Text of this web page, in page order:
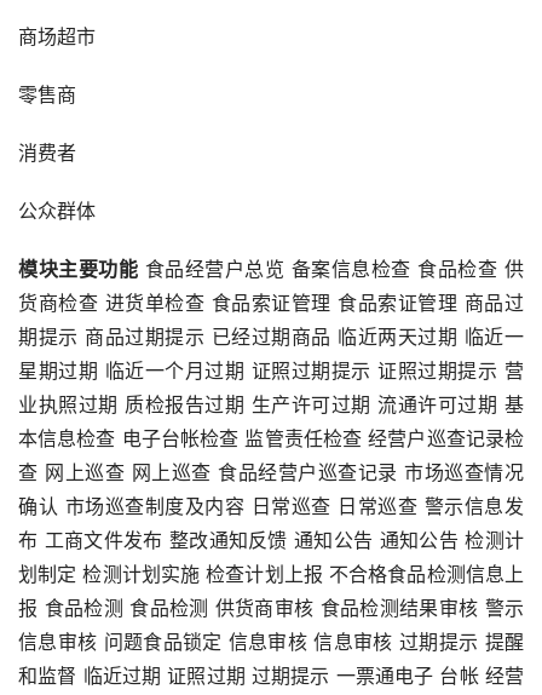
商场超市
零售商
消费者
公众群体
模块主要功能 食品经营户总览 备案信息检查 食品检查 供
货商检查 进货单检查 食品索证管理 食品索证管理 商品过
期提示 商品过期提示 已经过期商品 临近两天过期 临近一
星期过期 临近一个月过期 证照过期提示 证照过期提示 营
业执照过期 质检报告过期 生产许可过期 流通许可过期 基
本信息检查 电子台帐检查 监管责任检查 经营户巡查记录检
查 网上巡查 网上巡查 食品经营户巡查记录 市场巡查情况
确认 市场巡查制度及内容 日常巡查 日常巡查 警示信息发
布 工商文件发布 整改通知反馈 通知公告 通知公告 检测计
划制定 检测计划实施 检查计划上报 不合格食品检测信息上
报 食品检测 食品检测 供货商审核 食品检测结果审核 警示
信息审核 问题食品锁定 信息审核 信息审核 过期提示 提醒
和监督 临近过期 证照过期 过期提示 一票通电子 台帐 经营